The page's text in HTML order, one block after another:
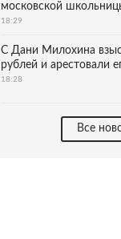
московской
18:29
С Дани Милохина
рублей и арестовали
18:28
Все